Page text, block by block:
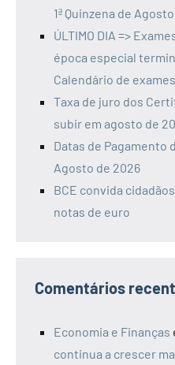
1ª Quinzena de
ÚLTIMO DIA =>
época especial
Calendário de
Taxa de juro dos
subir em agosto de
Datas de Pagamento
Agosto de 2026
BCE convida
notas de euro
Comentários
Economia e Finanças
continua a crescer